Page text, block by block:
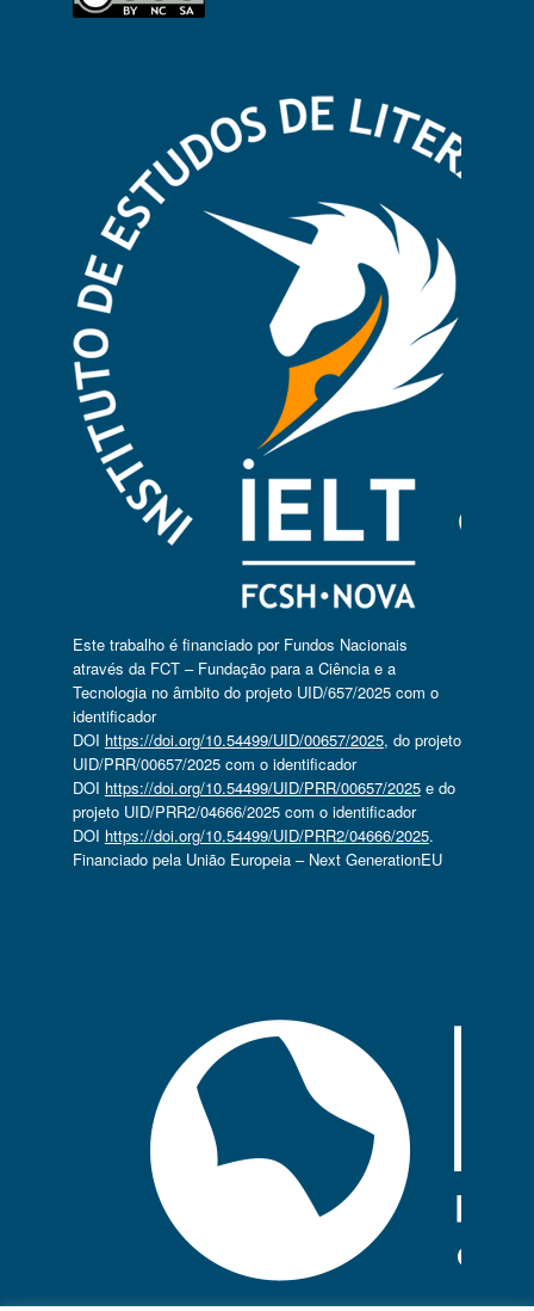
Este trabalho é financiado por Fundos Nacionais
através da FCT – Fundação para a Ciência e a
Tecnologia no âmbito do projeto UID/657/2025 com o
identificador
DOI https://doi.org/10.54499/UID/00657/2025, do projeto
UID/PRR/00657/2025 com o identificador
DOI https://doi.org/10.54499/UID/PRR/00657/2025e do
projeto UID/PRR2/04666/2025 com o identificador
DOI https://doi.org/10.54499/UID/PRR2/04666/2025.
Financiado pela União Europeia – Next GenerationEU